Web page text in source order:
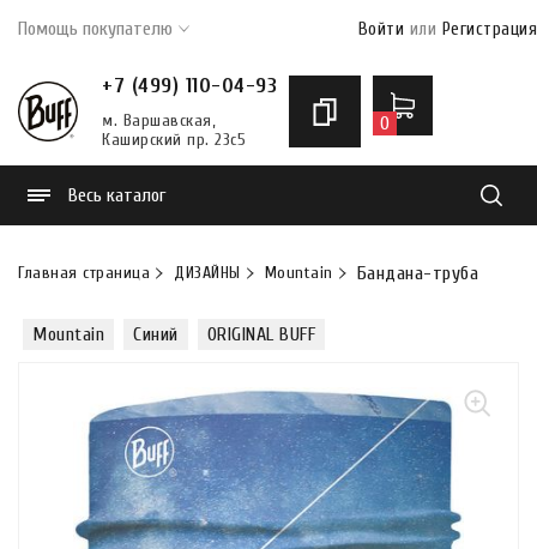
Помощь покупателю Войти или Регистрация
+7 (499) 110-04-93
м. Варшавская,
Каширский пр. 23с5
0
Весь каталог
Главная страница ДИЗАЙНЫ Mountain Бандана-труба Buff
Mountain Синий ORIGINAL BUFF